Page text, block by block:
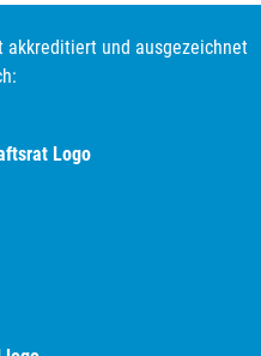
akkreditiert und ausgezeichnet